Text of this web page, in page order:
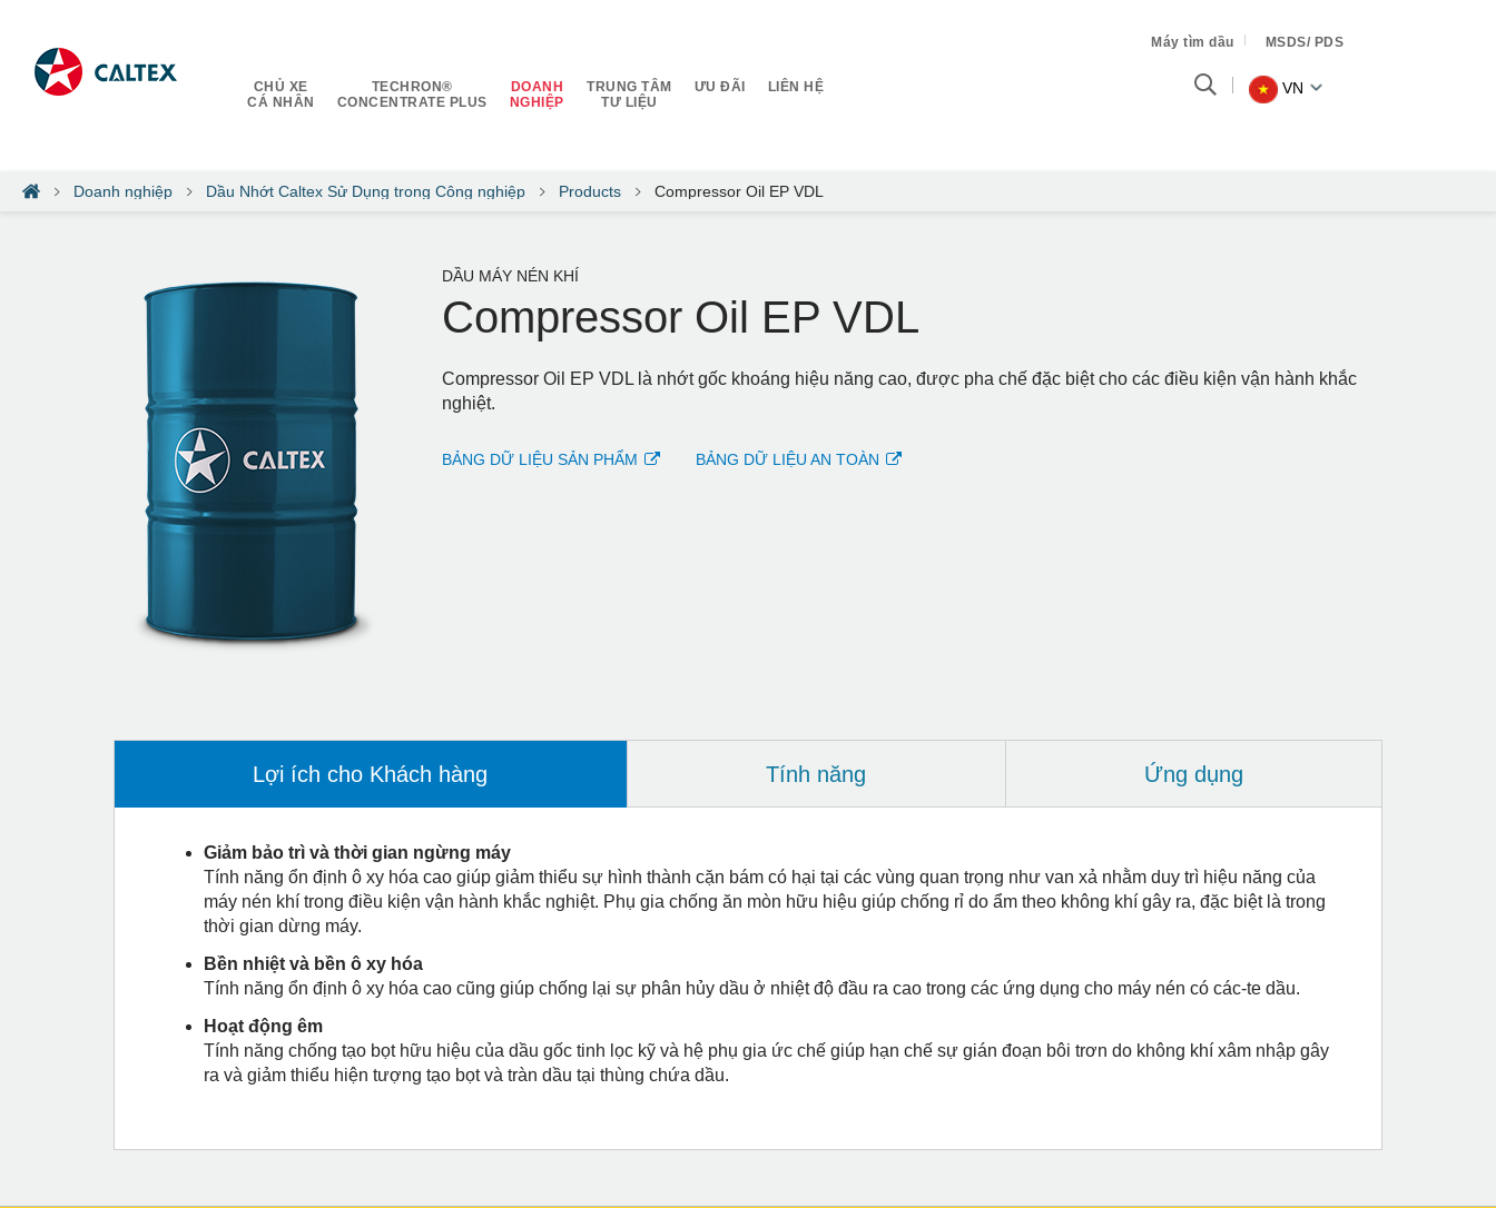
Máy tìm dầu MSDS/ PDS
CHỦ XE
CÁ NHÂN
TECHRON®
CONCENTRATE PLUS
DOANH
NGHIỆP
TRUNG TÂM
TƯ LIỆU
ƯU ĐÃI LIÊN HỆ VN
Doanh nghiệp Dầu Nhớt Caltex Sử Dụng trong Công nghiệp Products Compressor Oil EP VDL
DẦU MÁY NÉN KHÍ
Compressor Oil EP VDL
Compressor Oil EP VDL là nhớt gốc khoáng hiệu năng cao, được pha chế đặc biệt cho các điều kiện vận hành khắc
nghiệt.
BẢNG DỮ LIỆU SẢN PHẨM BẢNG DỮ LIỆU AN TOÀN
Lợi ích cho Khách hàng Tính năng Ứng dụng
Giảm bảo trì và thời gian ngừng máy
Tính năng ổn định ô xy hóa cao giúp giảm thiểu sự hình thành cặn bám có hại tại các vùng quan trọng như van xả nhằm duy trì hiệu năng của
máy nén khí trong điều kiện vận hành khắc nghiệt. Phụ gia chống ăn mòn hữu hiệu giúp chống rỉ do ẩm theo không khí gây ra, đặc biệt là trong
thời gian dừng máy.
Bền nhiệt và bền ô xy hóa
Tính năng ổn định ô xy hóa cao cũng giúp chống lại sự phân hủy dầu ở nhiệt độ đầu ra cao trong các ứng dụng cho máy nén có các-te dầu.
Hoạt động êm
Tính năng chống tạo bọt hữu hiệu của dầu gốc tinh lọc kỹ và hệ phụ gia ức chế giúp hạn chế sự gián đoạn bôi trơn do không khí xâm nhập gây
ra và giảm thiểu hiện tượng tạo bọt và tràn dầu tại thùng chứa dầu.